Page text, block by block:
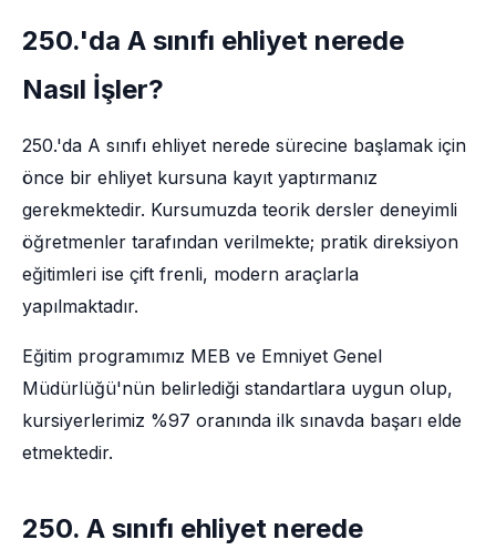
250.'da A sınıfı ehliyet nerede
Nasıl İşler?
250.'da A sınıfı ehliyet nerede sürecine başlamak için
önce bir ehliyet kursuna kayıt yaptırmanız
gerekmektedir. Kursumuzda teorik dersler deneyimli
öğretmenler tarafından verilmekte; pratik direksiyon
eğitimleri ise çift frenli, modern araçlarla
yapılmaktadır.
Eğitim programımız MEB ve Emniyet Genel
Müdürlüğü'nün belirlediği standartlara uygun olup,
kursiyerlerimiz %97 oranında ilk sınavda başarı elde
etmektedir.
250. A sınıfı ehliyet nerede